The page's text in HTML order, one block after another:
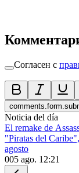
Согласен с
Noticia del día
El remake de
"Piratas del
agosto
005 ago. 12:21